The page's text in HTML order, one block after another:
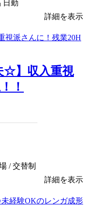
日勤
詳細を表示
☆】収入重視
！
/ 交替制
詳細を表示